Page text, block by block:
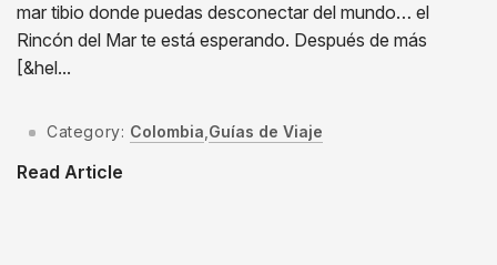
mar tibio donde puedas desconectar del mundo… el
Rincón del Mar te está esperando. Después de más
[&hel...
Category: Colombia Guías de Viaje
Read Article